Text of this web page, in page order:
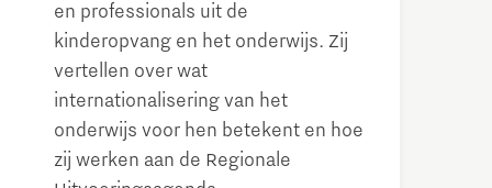
en professionals uit de
kinderopvang en het onderwijs. Zij
vertellen over wat
internationalisering van het
onderwijs voor hen betekent en hoe
zij werken aan de Regionale